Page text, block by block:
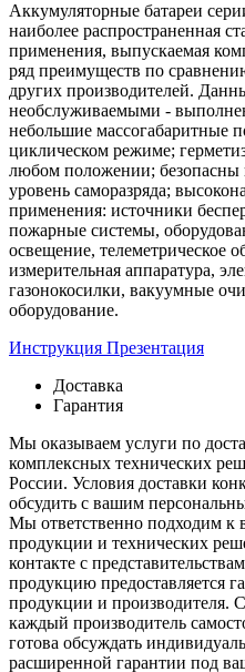
Аккумуляторные батареи
наиболее распространенная
применения, выпускаемая
ряд преимуществ по
других производителей.
необслуживаемыми -
небольшие массогабаритные
циклическом режиме;
любом положении; безопасны
уровень саморазряда;
применения: источники
пожарные системы,
освещение, телеметрическое
измерительная аппаратура,
газонокосилки, вакуумные
оборудование.
Инструкция Презентация
Доставка
Гарантия
Мы оказываем услуги по
комплексных технических
России. Условия доставки
обсудить с вашим
Мы ответственно подходим к
продукции и технических
контакте с
продукцию предоставляется
продукции и производителя.
каждый производитель
готова обсуждать
расширенной гарантии под